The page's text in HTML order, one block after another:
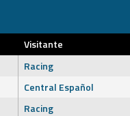
Visitante
Racing
Central Español
Racing